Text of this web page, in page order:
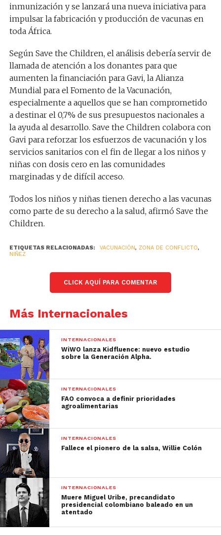
inmunización y se lanzará una nueva iniciativa para
impulsar la fabricación y producción de vacunas en
toda África.
Según Save the Children, el análisis debería servir de
llamada de atención a los donantes para que
aumenten la financiación para Gavi, la Alianza
Mundial para el Fomento de la Vacunación,
especialmente a aquellos que se han comprometido
a destinar el 0,7% de sus presupuestos nacionales a
la ayuda al desarrollo. Save the Children colabora con
Gavi para reforzar los esfuerzos de vacunación y los
servicios sanitarios con el fin de llegar a los niños y
niñas con dosis cero en las comunidades
marginadas y de difícil acceso.
Todos los niños y niñas tienen derecho a las vacunas
como parte de su derecho a la salud, afirmó Save the
Children.
ETIQUETAS RELACIONADAS: VACUNACIÓN, ZONA DE CONFLICTO,
NIÑEZ
CLICK AQUÍ PARA COMENTAR
Más Internacionales
INTERNACIONALES
WiWO lanza Kidfluence: nuevo estudio
sobre la Generación Alpha.
INTERNACIONALES
FAO convoca a definir prioridades
agroalimentarias
INTERNACIONALES
Fallece el pionero de la salsa, Willie Colón
INTERNACIONALES
Muere Miguel Uribe, precandidato
presidencial colombiano baleado en un
atentado